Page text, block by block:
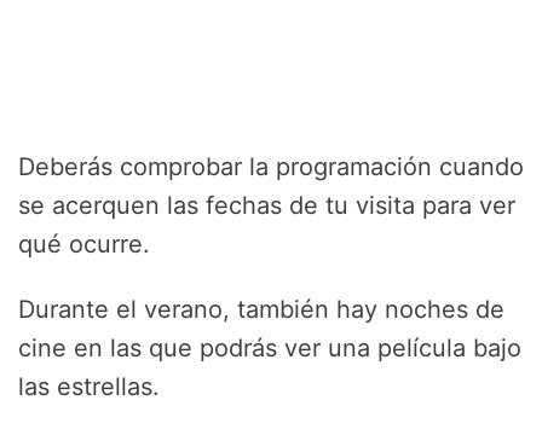
Deberás comprobar la programación cuando
se acerquen las fechas de tu visita para ver
qué ocurre.
Durante el verano, también hay noches de
cine en las que podrás ver una película bajo
las estrellas.